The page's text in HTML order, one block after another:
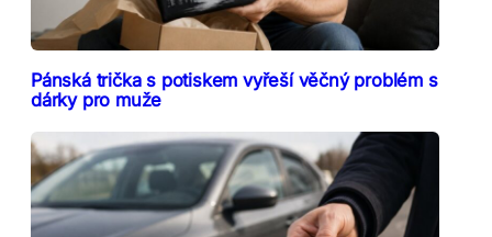
Pánská trička s potiskem vyřeší věčný problém s
dárky pro muže